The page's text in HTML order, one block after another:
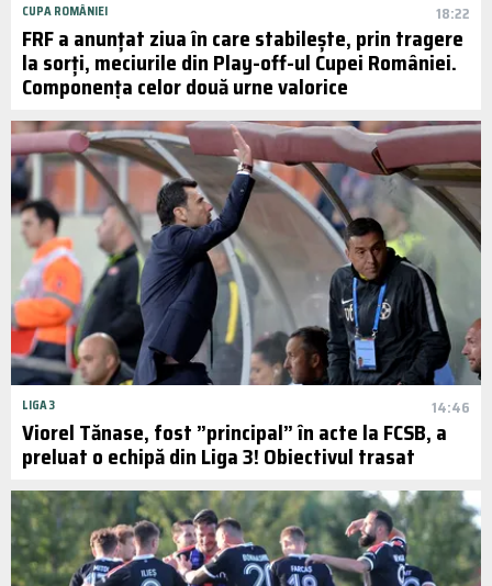
CUPA ROMÂNIEI 18:22
FRF a anunțat ziua în care stabilește, prin tragere
la sorți, meciurile din Play-off-ul Cupei României.
Componența celor două urne valorice
LIGA 3 14:46
Viorel Tănase, fost ”principal” în acte la FCSB, a
preluat o echipă din Liga 3! Obiectivul trasat